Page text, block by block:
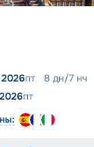
пт 8 дн/7 нч
пт